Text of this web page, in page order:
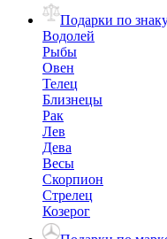
Подарки по
Водолей
Рыбы
Овен
Телец
Близнецы
Рак
Лев
Дева
Весы
Скорпион
Стрелец
Козерог